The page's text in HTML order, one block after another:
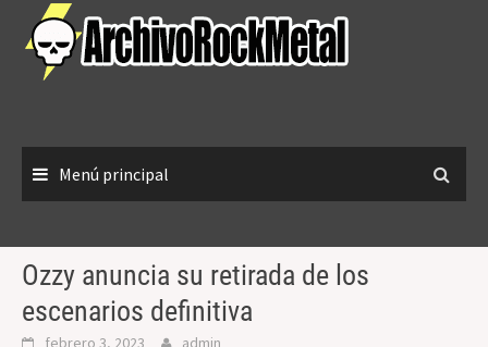
Saltar
contenido
Menú principal
Ozzy anuncia su retirada de los
escenarios definitiva
febrero 3, 2023 admin